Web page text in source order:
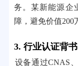
务。某新能源企
障，避免价值200
3. 行业认证背
设备通过CNAS